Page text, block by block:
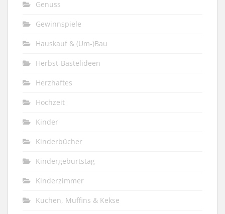
Genuss
Gewinnspiele
Hauskauf & (Um-)Bau
Herbst-Bastelideen
Herzhaftes
Hochzeit
Kinder
Kinderbücher
Kindergeburtstag
Kinderzimmer
Kuchen, Muffins & Kekse